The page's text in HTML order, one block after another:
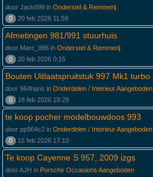
door Jack699 in Onderstel & Remmerij
0
20 feb 2026 11:59
Afmetingen 981/991 stuurhuis
door Marc_986 in Onderstel & Remmerij
0
20 feb 2026 0:15
Bouten Uitlaatspruitstuk 997 Mk1 turbo
door 964hans in Onderdelen / Interieur Aangeboden
0
18 feb 2026 19:29
te koop pocher modelbouwdoos 993
door pp964c2 in Onderdelen / Interieur Aangeboden
0
15 feb 2026 17:10
Te koop Cayenne S 957, 2009 izgs
door AJH in Porsche Occasions Aangeboden